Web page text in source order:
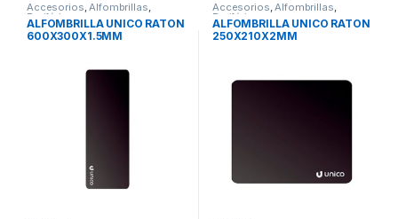
Accesorios,Alfombrillas,
Periféricos
ALFOMBRILLA UNICO RATON
600X300X1.5MM
Accesorios,Alfombrillas,
Periféricos
ALFOMBRILLA UNICO RATON
250X210X2MM